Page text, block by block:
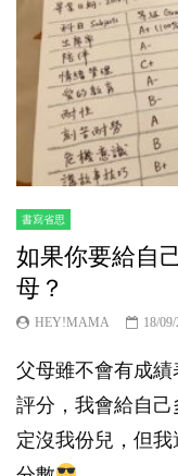
書寫省思
如果你要給自
母？
HEY!MAMA 18/
父母雖不會有成
評分，我會給自
定沒我份兒，但